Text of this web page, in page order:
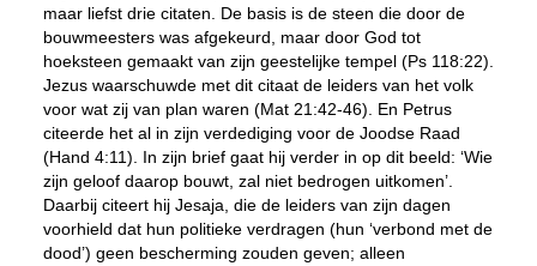
maar liefst drie citaten. De basis is de steen die door de
bouwmeesters was afgekeurd, maar door God tot
hoeksteen gemaakt van zijn geestelijke tempel (Ps 118:22).
Jezus waarschuwde met dit citaat de leiders van het volk
voor wat zij van plan waren (Mat 21:42-46). En Petrus
citeerde het al in zijn verdediging voor de Joodse Raad
(Hand 4:11). In zijn brief gaat hij verder in op dit beeld: ‘Wie
zijn geloof daarop bouwt, zal niet bedrogen uitkomen’.
Daarbij citeert hij Jesaja, die de leiders van zijn dagen
voorhield dat hun politieke verdragen (hun ‘verbond met de
dood’) geen bescherming zouden geven; alleen